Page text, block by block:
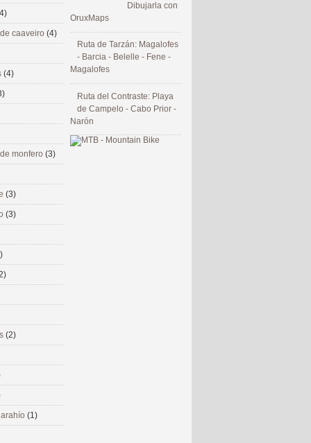
Dibujarla con
OruxMaps
Ruta de Tarzán: Magalofes
- Barcia - Belelle - Fene -
Magalofes
Ruta del Contraste: Playa
de Campelo - Cabo Prior -
Narón
caaveiro (4)
(4)
monfero (3)
(3)
(3)
(2)
(1)